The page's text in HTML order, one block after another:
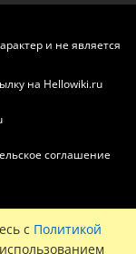
и не является
на Hellowiki.ru
соглашение
с Политикой